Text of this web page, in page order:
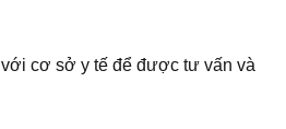
với cơ sở y tế để được tư vấn và